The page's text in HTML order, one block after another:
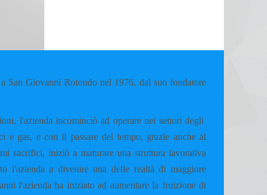
San Giovanni Rotondo nel 1976, dal suo fondatore
l'azienda incominciò ad operare nei settori degli
e gas, e con il passare del tempo, grazie anche al
sacrifici, iniziò a maturare una struttura lavorativa
l'azienda a divenire una delle realtà di maggiore
l'azienda ha iniziato ad aumentare la fruizione di